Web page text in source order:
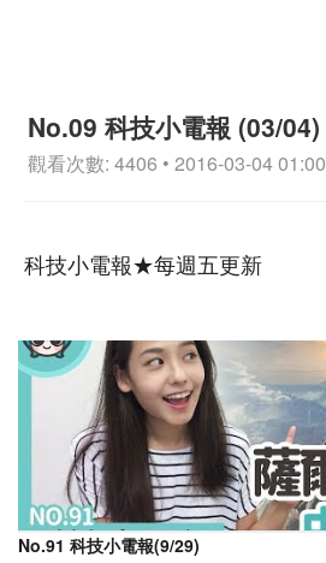
No.09 科技小電報 (03/04)
觀看次數: 4406 • 2016-03-04 01:00
科技小電報★每週五更新
No.91 科技小電報(9/29)